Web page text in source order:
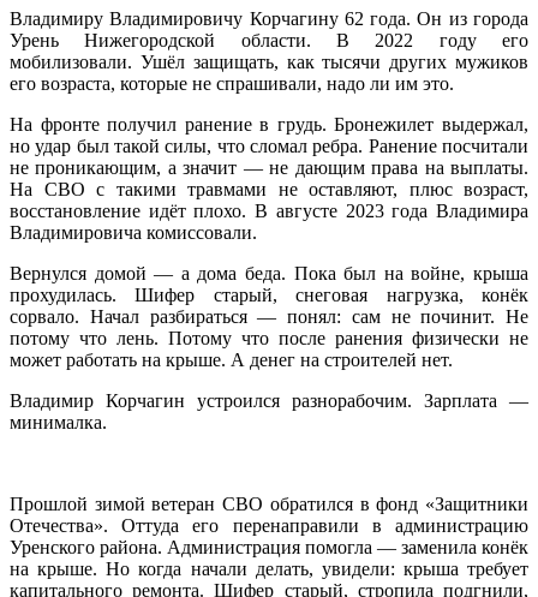
Владимиру Владимировичу Корчагину 62 года. Он из города
Урень Нижегородской области. В 2022 году его
мобилизовали. Ушёл защищать, как тысячи других мужиков
его возраста, которые не спрашивали, надо ли им это.
На фронте получил ранение в грудь. Бронежилет выдержал,
но удар был такой силы, что сломал ребра. Ранение посчитали
не проникающим, а значит — не дающим права на выплаты.
На СВО с такими травмами не оставляют, плюс возраст,
восстановление идёт плохо. В августе 2023 года Владимира
Владимировича комиссовали.
Вернулся домой — а дома беда. Пока был на войне, крыша
прохудилась. Шифер старый, снеговая нагрузка, конёк
сорвало. Начал разбираться — понял: сам не починит. Не
потому что лень. Потому что после ранения физически не
может работать на крыше. А денег на строителей нет.
Владимир Корчагин устроился разнорабочим. Зарплата —
минималка.
Прошлой зимой ветеран СВО обратился в фонд «Защитники
Отечества». Оттуда его перенаправили в администрацию
Уренского района. Администрация помогла — заменила конёк
на крыше. Но когда начали делать, увидели: крыша требует
капитального ремонта. Шифер старый, стропила подгнили,